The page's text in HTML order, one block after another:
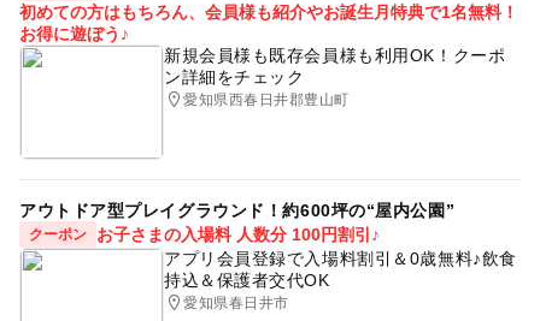
初めての方はもちろん、会員様も紹介やお誕生月特典で1名無料！
お得に遊ぼう♪
新規会員様も既存会員様も利用OK！クーポ
ン詳細をチェック
愛知県西春日井郡豊山町
アウトドア型プレイグラウンド！約600坪の“屋内公園”
クーポン
お子さまの入場料 人数分 100円割引♪
アプリ会員登録で入場料割引＆0歳無料♪飲食
持込＆保護者交代OK
愛知県春日井市